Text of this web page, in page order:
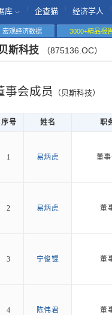
库 企查猫 经济学人
宏观经济数据 3000+精品报
斯科技 （875136.OC）
事会成员 （贝斯科技）
序号 姓名 职
1 易炳虎 董
2 易炳虎 董
3 宁俊锟 董
4 陈伟君 董